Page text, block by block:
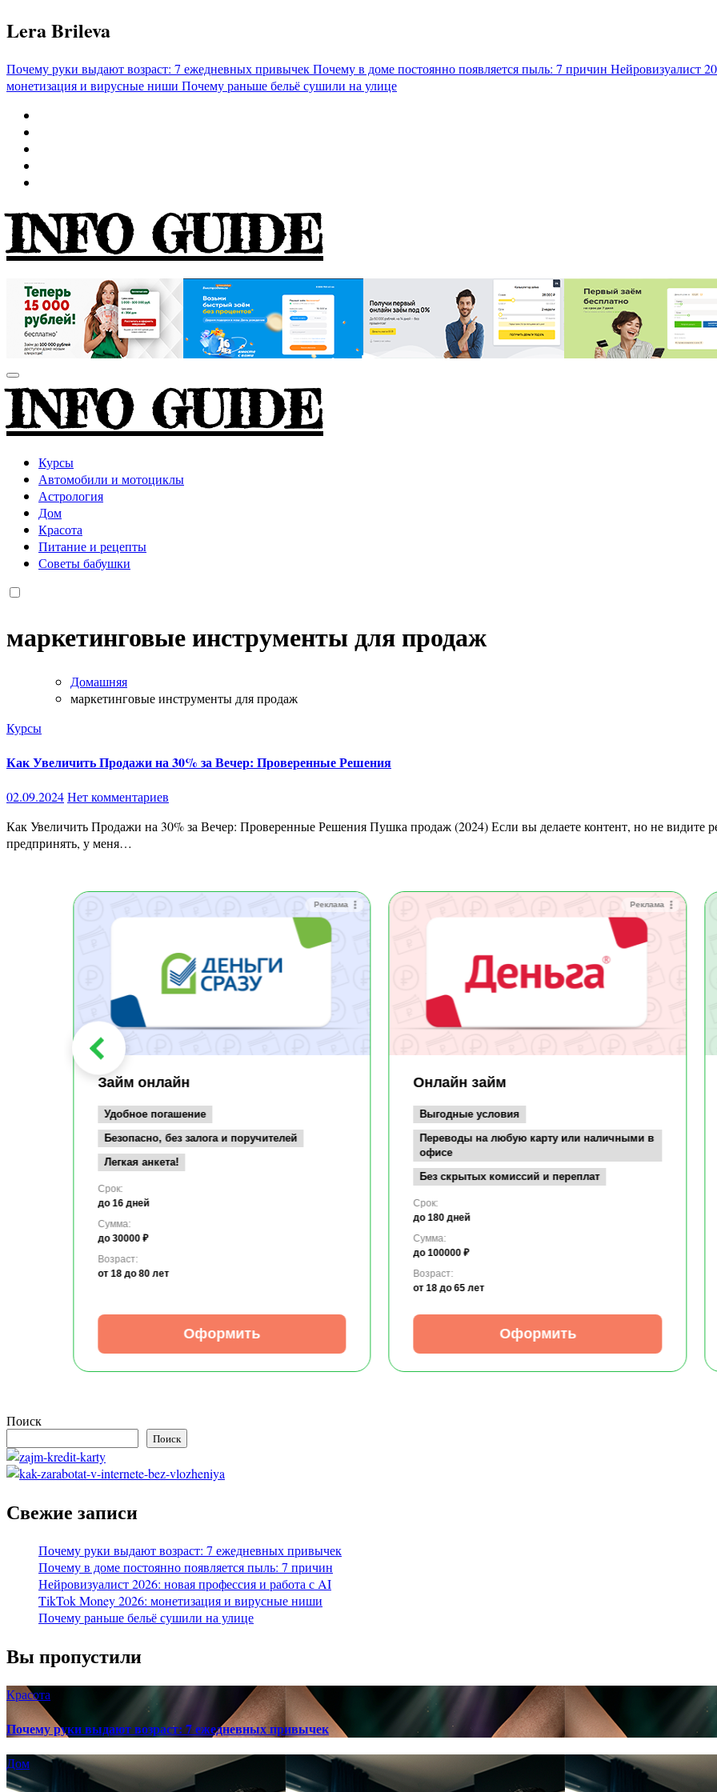
Перейти
к
Lera Brileva
Почему руки выдают возраст: 7 ежедневных привычекПочему в доме постоянно появляется пыль: 7 причин Нейровизуалист
монетизация и вирусные ниши Почему раньше бельё сушили на улице
INFO GUIDE
INFO GUIDE
Курсы
Автомобили и мотоциклы
Астрология
Дом
Красота
Питание и рецепты
Советы бабушки
маркетинговые инструменты для продаж
Домашняя
маркетинговые инструменты для продаж
Курсы
Как Увеличить Продажи на 30% за Вечер: Проверенные Решения
02.09.2024Нет комментариев
Как Увеличить Продажи на 30% за Вечер: Проверенные Решения Пушка продаж (2024) Если вы делаете контент, но не видите результатов, погружаетесь в прокрастинацию и не знаете, что
предпринять, у меня…
Реклама
Займ онлайн
Удобное погашение
Безопасно, без залога и поручителей
Легкая анкета!
Срок:
до 16 дней
Сумма:
до 30000 ₽
Возраст:
от 18 до 80 лет
Оформить
Реклама
Онлайн займ
Выгодные условия
Переводы на любую карту или наличными в
офисе
Без скрытых комиссий и переплат
Срок:
до 180 дней
Сумма:
до 100000 ₽
Возраст:
от 18 до 65 лет
Оформить
Поиск
Поиск
Свежие записи
Почему руки выдают возраст: 7 ежедневных привычек
Почему в доме постоянно появляется пыль: 7 причин
Нейровизуалист 2026: новая профессия и работа с AI
TikTok Money 2026: монетизация и вирусные ниши
Почему раньше бельё сушили на улице
Вы пропустили
Красота
Почему руки выдают возраст: 7 ежедневных привычек
Дом